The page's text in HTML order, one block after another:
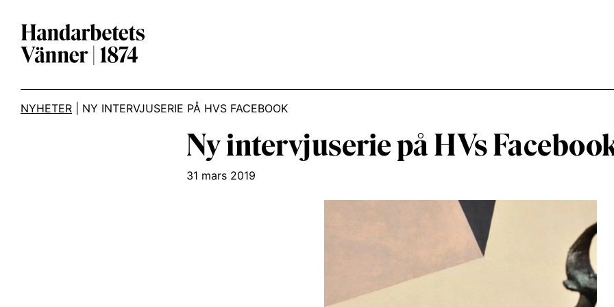
Main Navigation
NYHETER NY INTERVJUSERIE PÅ HVS FACEBOOK
Ny intervjuserie på HVs
31 mars 2019